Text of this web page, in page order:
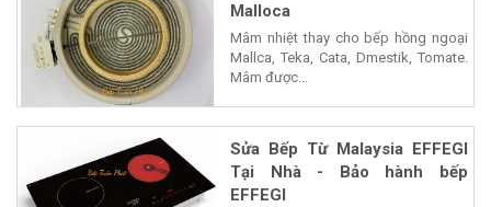
Malloca
Mâm nhiệt thay cho bếp hồng ngoại
Mallca, Teka, Cata, Dmestik, Tomate.
Mâm được...
Sửa Bếp Từ Malaysia EFFEGI
Tại Nhà - Bảo hành bếp
EFFEGI